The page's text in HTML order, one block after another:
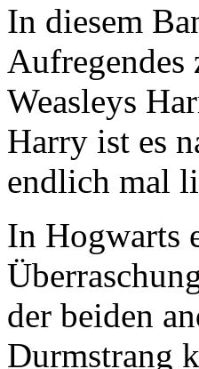
In diesem
Aufregendes
Weasleys
Harry ist es
endlich mal
In Hogwarts
der beiden
Durmstrang